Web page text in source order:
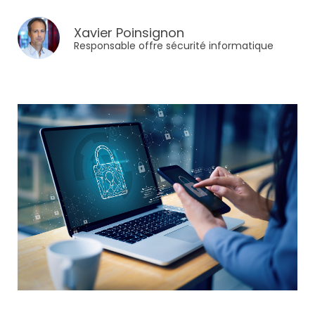
Xavier Poinsignon
Responsable offre sécurité informatique